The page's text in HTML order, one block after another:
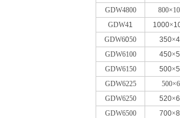
GDW4800
GDW41 1000×
GDW6050 350×
GDW6100
450×
GDW6150
500×
GDW6225
GDW6250
520×
GDW6500
700×